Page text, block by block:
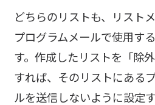
どちらのリストも、リスト
プログラムメールで使用す
す。作成したリストを「除
すれば、そのリストにある
ルを送信しないように設定